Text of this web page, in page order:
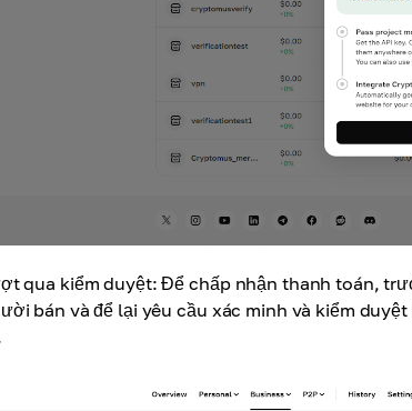
qua kiểm duyệt: Để chấp nhận thanh toán,
bán và để lại yêu cầu xác minh và kiểm